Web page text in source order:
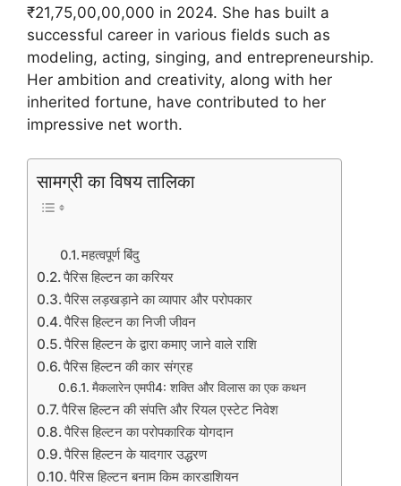
₹21,75,00,00,000 in 2024. She has built a
successful career in various fields such as
modeling, acting, singing, and entrepreneurship.
Her ambition and creativity, along with her
inherited fortune, have contributed to her
impressive net worth.
सामग्री का विषय तालिका
महत्वपूर्ण बिंदु
पैरिस हिल्टन का करियर
पैरिस लड़खड़ाने का व्यापार और परोपकार
पैरिस हिल्टन का निजी जीवन
पैरिस हिल्टन के द्वारा कमाए जाने वाले राशि
पैरिस हिल्टन की कार संग्रह
मैकलारेन एमपी4: शक्ति और विलास का एक कथन
पैरिस हिल्टन की संपत्ति और रियल एस्टेट निवेश
पैरिस हिल्टन का परोपकारिक योगदान
पैरिस हिल्टन के यादगार उद्धरण
पैरिस हिल्टन बनाम किम कारडाशियन